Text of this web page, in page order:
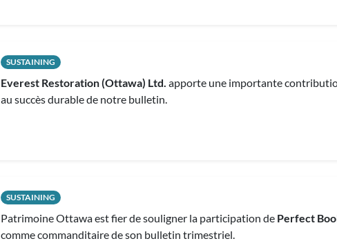
SUSTAINING
Everest Restoration (Ottawa) Ltd. apporte une importante
au succès durable de notre bulletin.
SUSTAINING
Patrimoine Ottawa est fier de souligner la participation de Perfect
comme commanditaire de son bulletin trimestriel.